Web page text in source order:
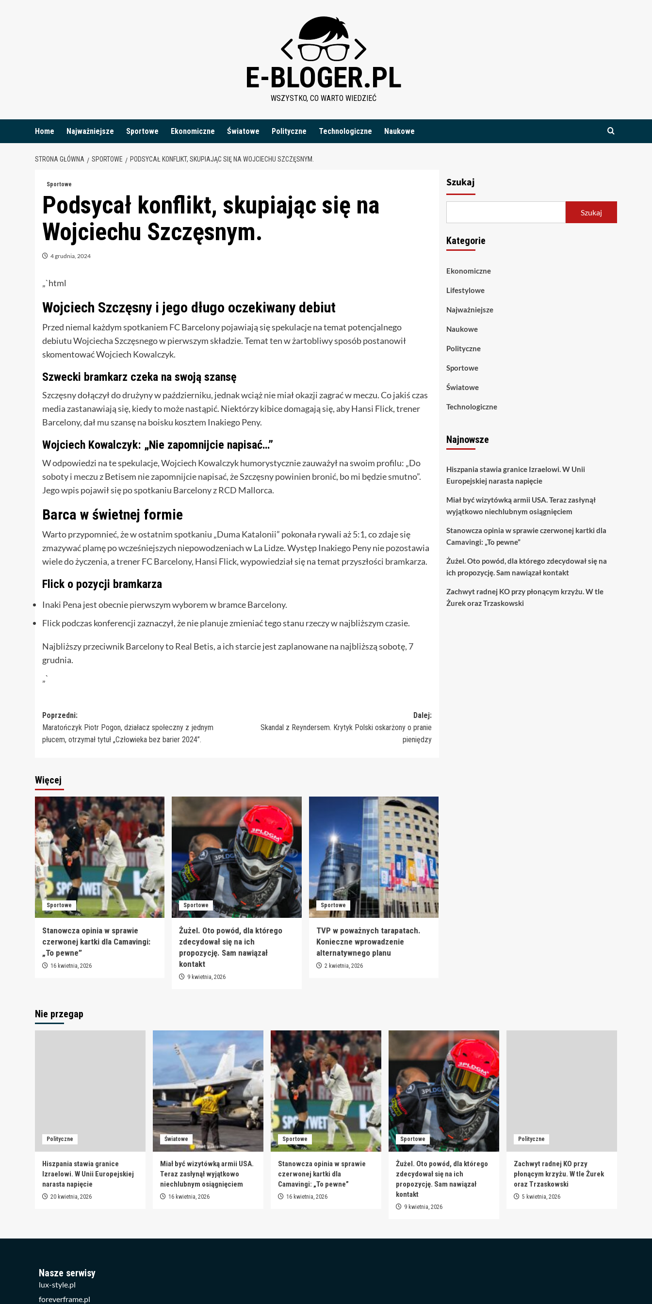
E-BLOGER.PL
WSZYSTKO, CO WARTO WIEDZIEĆ
Home Najważniejsze Sportowe Ekonomiczne Światowe Polityczne Technologiczne Naukowe
STRONA GŁÓWNA SPORTOWE PODSYCAŁ KONFLIKT, SKUPIAJĄC SIĘ NA WOJCIECHU SZCZĘSNYM.
Sportowe
Podsycał konflikt, skupiając się na
Wojciechu Szczęsnym.
4 grudnia, 2024
„`html
Wojciech Szczęsny i jego długo oczekiwany debiut
Przed niemal każdym spotkaniem FC Barcelony pojawiają się spekulacje na temat potencjalnego
debiutu Wojciecha Szczęsnego w pierwszym składzie. Temat ten w żartobliwy sposób postanowił
skomentować Wojciech Kowalczyk.
Szwecki bramkarz czeka na swoją szansę
Szczęsny dołączył do drużyny w październiku, jednak wciąż nie miał okazji zagrać w meczu. Co jakiś czas
media zastanawiają się, kiedy to może nastąpić. Niektórzy kibice domagają się, aby Hansi Flick, trener
Barcelony, dał mu szansę na boisku kosztem Inakiego Peny.
Wojciech Kowalczyk: „Nie zapomnijcie napisać…”
W odpowiedzi na te spekulacje, Wojciech Kowalczyk humorystycznie zauważył na swoim profilu: „Do
soboty i meczu z Betisem nie zapomnijcie napisać, że Szczęsny powinien bronić, bo mi będzie smutno”.
Jego wpis pojawił się po spotkaniu Barcelony z RCD Mallorca.
Barca w świetnej formie
Warto przypomnieć, że w ostatnim spotkaniu „Duma Katalonii” pokonała rywali aż 5:1, co zdaje się
zmazywać plamę po wcześniejszych niepowodzeniach w La Lidze. Występ Inakiego Peny nie pozostawia
wiele do życzenia, a trener FC Barcelony, Hansi Flick, wypowiedział się na temat przyszłości bramkarza.
Flick o pozycji bramkarza
Inaki Pena jest obecnie pierwszym wyborem w bramce Barcelony.
Flick podczas konferencji zaznaczył, że nie planuje zmieniać tego stanu rzeczy w najbliższym czasie.
Najbliższy przeciwnik Barcelony to Real Betis, a ich starcie jest zaplanowane na najbliższą sobotę, 7
grudnia.
„`
Zobacz
wpisy
Poprzedni:
Maratończyk Piotr Pogon, działacz społeczny z jednym
płucem, otrzymał tytuł „Człowieka bez barier 2024”.
Dalej:
Skandal z Reyndersem. Krytyk Polski oskarżony o pranie
pieniędzy
Więcej
Sportowe
Stanowcza opinia w sprawie
czerwonej kartki dla Camavingi:
„To pewne”
16 kwietnia, 2026
Sportowe
Żużel. Oto powód, dla którego
zdecydował się na ich
propozycję. Sam nawiązał
kontakt
9 kwietnia, 2026
Sportowe
TVP w poważnych tarapatach.
Konieczne wprowadzenie
alternatywnego planu
2 kwietnia, 2026
Szukaj
Szukaj
Kategorie
Ekonomiczne
Lifestylowe
Najważniejsze
Naukowe
Polityczne
Sportowe
Światowe
Technologiczne
Najnowsze
Hiszpania stawia granice Izraelowi. W Unii
Europejskiej narasta napięcie
Miał być wizytówką armii USA. Teraz zasłynął
wyjątkowo niechlubnym osiągnięciem
Stanowcza opinia w sprawie czerwonej kartki dla
Camavingi: „To pewne”
Żużel. Oto powód, dla którego zdecydował się na
ich propozycję. Sam nawiązał kontakt
Zachwyt radnej KO przy płonącym krzyżu. W tle
Żurek oraz Trzaskowski
Nie przegap
Polityczne
Hiszpania stawia granice
Izraelowi. W Unii Europejskiej
narasta napięcie
20 kwietnia, 2026
Światowe
Miał być wizytówką armii USA.
Teraz zasłynął wyjątkowo
niechlubnym osiągnięciem
16 kwietnia, 2026
Sportowe
Stanowcza opinia w sprawie
czerwonej kartki dla
Camavingi: „To pewne”
16 kwietnia, 2026
Sportowe
Żużel. Oto powód, dla którego
zdecydował się na ich
propozycję. Sam nawiązał
kontakt
9 kwietnia, 2026
Polityczne
Zachwyt radnej KO przy
płonącym krzyżu. W tle Żurek
oraz Trzaskowski
5 kwietnia, 2026
Nasze serwisy
lux-style.pl
foreverframe.pl